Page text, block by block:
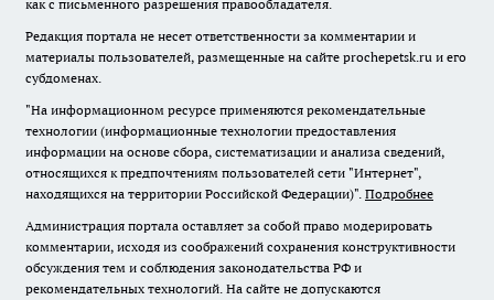
как с письменного разрешения правообладателя.
Редакция портала не несет ответственности за комментарии и
материалы пользователей, размещенные на сайте prochepetsk.ru и его
субдоменах.
"На информационном ресурсе применяются рекомендательные
технологии (информационные технологии предоставления
информации на основе сбора, систематизации и анализа сведений,
относящихся к предпочтениям пользователей сети "Интернет",
находящихся на территории Российской Федерации)". Подробнее
Администрация портала оставляет за собой право модерировать
комментарии, исходя из соображений сохранения конструктивности
обсуждения тем и соблюдения законодательства РФ и
рекомендательных технологий. На сайте не допускаются